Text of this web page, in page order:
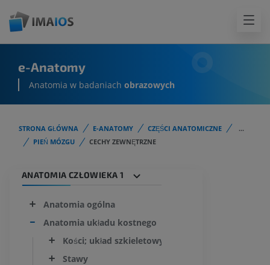
e-Anatomy
Anatomia w badaniach obrazowych
STRONA GŁÓWNA E-ANATOMY CZĘŚCI ANATOMICZNE
...
PIEŃ MÓZGU
CECHY ZEWNĘTRZNE
ANATOMIA CZŁOWIEKA 1
Anatomia ogólna
Anatomia układu kostnego
Kości; układ szkieletowy
Stawy